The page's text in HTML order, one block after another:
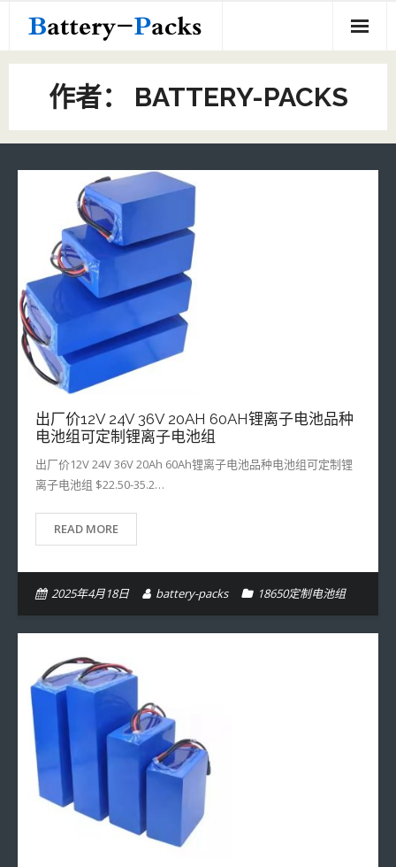
content
Home
18650定制电池组
定制电池组
- 18650定制电池组
- 其他定制电池组
- 10440定制电池组
- 21700定制电池组
- 16350定制电池组
- 16500定制电池组
- 16650定制电池组
- 18350定制电池组
- 13310定制电池组
- 14280定制电池组
- 14430定制电池组
- 26650定制电池组
- 14500定制电池组
- 32650定制电池组
- 14650定制电池组
- 32700定制电池组
联系我们
作者： BATTERY-PACKS
出厂价12V 24V 36V 20AH 60AH锂离子电池品种
电池组可定制锂离子电池组
出厂价12V 24V 36V 20Ah 60Ah锂离子电池品种电池组可定制锂
离子电池组 $22.50-35.2…
READ MORE
2025年4月18日 battery-packs 18650定制电池组